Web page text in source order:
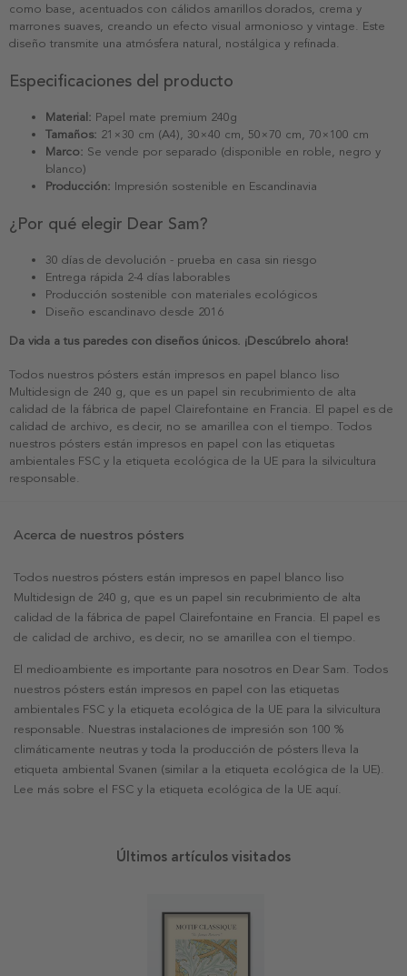
como base, acentuados con cálidos amarillos dorados, crema y
marrones suaves, creando un efecto visual armonioso y vintage. Este
diseño transmite una atmósfera natural, nostálgica y refinada.
Especificaciones del producto
Material: Papel mate premium 240g
Tamaños: 21×30 cm (A4), 30×40 cm, 50×70 cm, 70×100 cm
Marco: Se vende por separado (disponible en roble, negro y
blanco)
Producción: Impresión sostenible en Escandinavia
¿Por qué elegir Dear Sam?
30 días de devolución - prueba en casa sin riesgo
Entrega rápida 2-4 días laborables
Producción sostenible con materiales ecológicos
Diseño escandinavo desde 2016
Da vida a tus paredes con diseños únicos. ¡Descúbrelo ahora!
Todos nuestros pósters están impresos en papel blanco liso
Multidesign de 240 g, que es un papel sin recubrimiento de alta
calidad de la fábrica de papel Clairefontaine en Francia. El papel es de
calidad de archivo, es decir, no se amarillea con el tiempo. Todos
nuestros pósters están impresos en papel con las etiquetas
ambientales FSC y la etiqueta ecológica de la UE para la silvicultura
responsable.
Acerca de nuestros pósters
Todos nuestros pósters están impresos en papel blanco liso
Multidesign de 240 g, que es un papel sin recubrimiento de alta
calidad de la fábrica de papel Clairefontaine en Francia. El papel es
de calidad de archivo, es decir, no se amarillea con el tiempo.
El medioambiente es importante para nosotros en Dear Sam. Todos
nuestros pósters están impresos en papel con las etiquetas
ambientales FSC y la etiqueta ecológica de la UE para la silvicultura
responsable. Nuestras instalaciones de impresión son 100 %
climáticamente neutras y toda la producción de pósters lleva la
etiqueta ambiental Svanen (similar a la etiqueta ecológica de la UE).
Lee más sobre el FSC y la etiqueta ecológica de la UE aquí.
Últimos artículos visitados